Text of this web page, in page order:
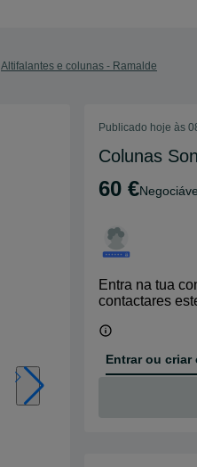
Altifalantes e colunas - Ramalde
Publicado hoje às
Colunas
60 €
Entra na tua
contactares
Entrar ou criar